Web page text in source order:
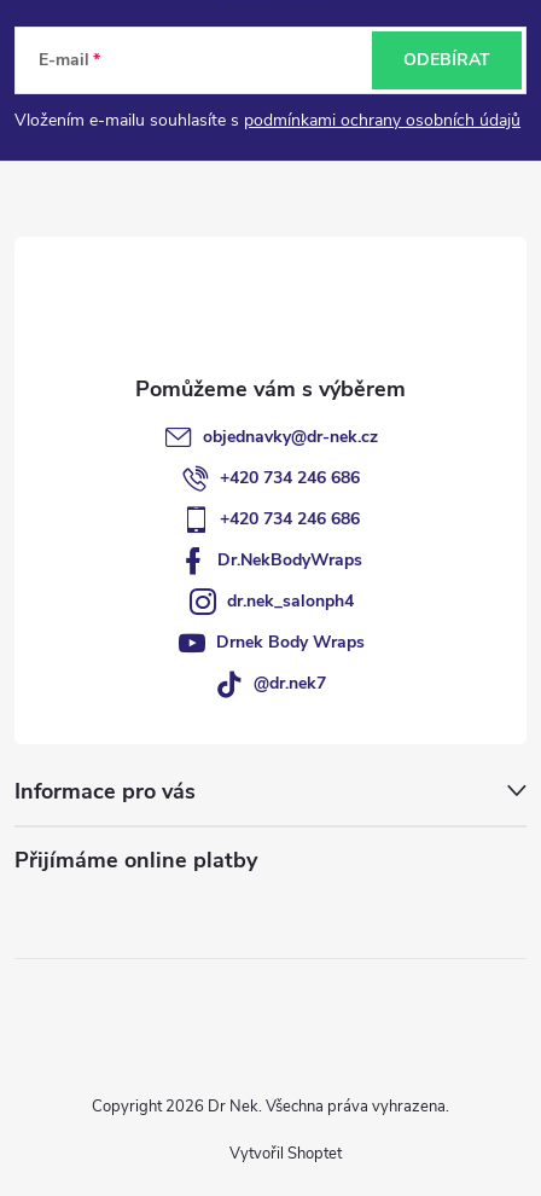
p
a
E-mail
Vložením e-mailu souhlasíte s podmínkami ochrany osobních údajů
ODEBÍRAT
objednavky@dr-nek.cz
+420 734 246 686
+420 734 246 686
Dr.NekBodyWraps
dr.nek_salonph4
Drnek Body Wraps
@dr.nek7
Informace pro vás
Přijímáme online platby
Vytvořil Shoptet
Copyright 2026 Dr Nek. Všechna práva vyhrazena.